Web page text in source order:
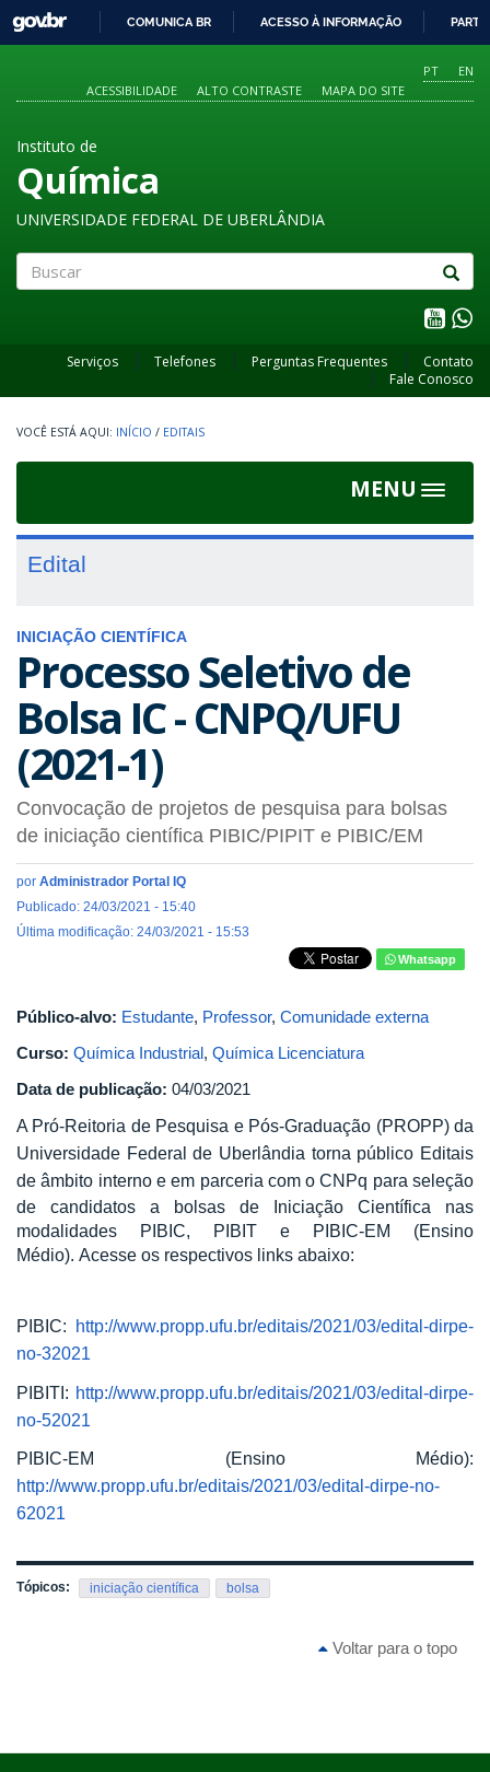
O
CONTEÚDO
GOVBR
COMUNICA BR ACESSO À INFORMAÇÃO
PT
EN
ACESSIBILIDADE
ALTO CONTRASTE MAPA DO SITE
Instituto de
Química
UNIVERSIDADE FEDERAL DE UBERLÂNDIA
Serviços Telefones Perguntas Frequentes
Contato
Fale Conosco
INÍCIO / EDITAIS
MENU
Toggle
Edital
INICIAÇÃO CIENTÍFICA
Processo Seletivo de
Bolsa IC - CNPQ/UFU
(2021-1)
Convocação de projetos de pesquisa para bolsas
de iniciação científica PIBIC/PIPIT e PIBIC/EM
por Administrador Portal IQ
Publicado: 24/03/2021 - 15:40
Última modificação: 24/03/2021 - 15:53
Whatsapp
Público-alvo: Estudante, Professor, Comunidade externa
Curso: Química Industrial, Química Licenciatura
Data de publicação: 04/03/2021
A Pró-Reitoria de Pesquisa e Pós-Graduação (PROPP) da
Universidade Federal de Uberlândia torna público Editais
de âmbito interno e em parceria com o CNPq para seleção
de candidatos a bolsas de Iniciação Científica nas
modalidades PIBIC, PIBIT e PIBIC-EM (Ensino
Médio). Acesse os respectivos links abaixo:
PIBIC:
http://www.propp.ufu.br/editais/2021/03/edital-dirpe-
no-32021
PIBITI: http://www.propp.ufu.br/editais/2021/03/edital-dirpe-
no-52021
PIBIC-EM (Ensino Médio):
http://www.propp.ufu.br/editais/2021/03/edital-dirpe-no-
62021
Tópicos: iniciação científica bolsa
Voltar para o topo